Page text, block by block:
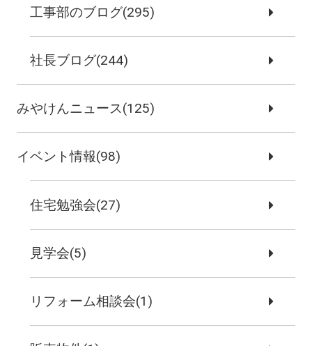
工事部のブログ(295)
社長ブログ(244)
みやけんニュース(125)
イベント情報(98)
住宅勉強会(27)
見学会(5)
リフォーム相談会(1)